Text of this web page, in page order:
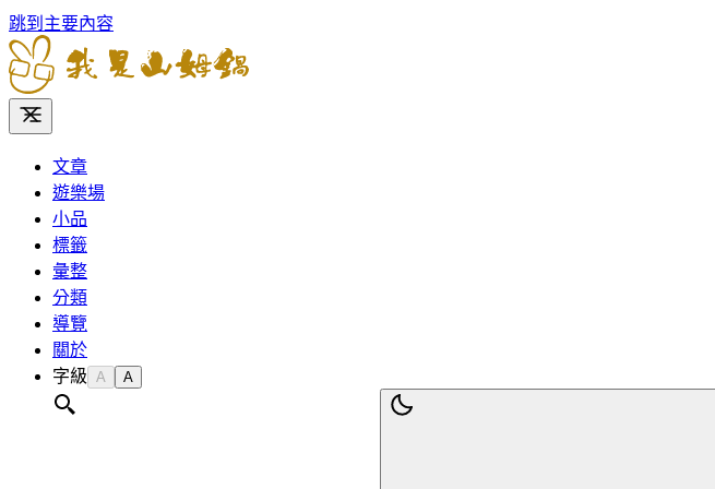
跳到主要內容
文章
遊樂場
小品
標籤
彙整
分類
導覽
關於
字級 A A